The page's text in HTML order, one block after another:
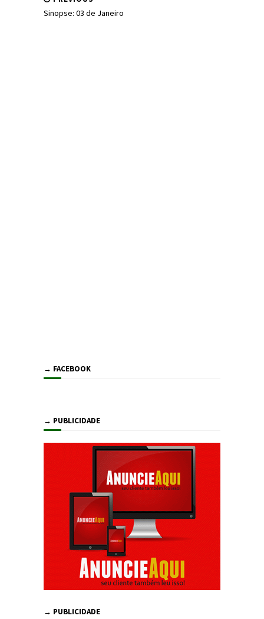
Sinopse: 03 de Janeiro
→ FACEBOOK
→ PUBLICIDADE
→ PUBLICIDADE